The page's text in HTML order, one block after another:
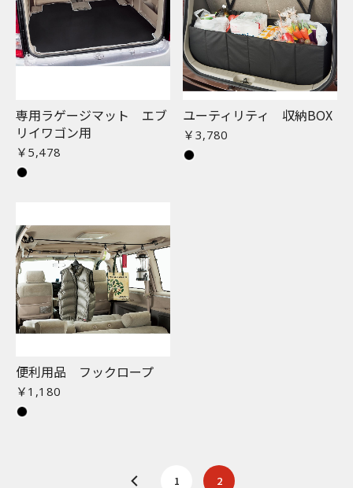
専用ラゲージマット エブ
リイワゴン用
￥5,478
ユーティリティ 収納BOX
￥3,780
便利用品 フックロープ
￥1,180
1 2